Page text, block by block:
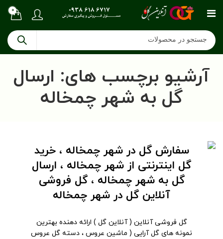
0
آرشیو برچسب های: ارسال
گل به شهر چمخاله
سفارش گل در شهر چمخاله ، خرید
گل اینترنتی از شهر چمخاله ، ارسال
گل به شهر چمخاله ، گل فروشی
آنلاین گل در شهر چمخاله
گل فروشی آنلاین ( آنلاین گل ) ارائه دهنده بهترین
نمونه های گل آرایی ( ماشین عروس ، دسته گل عروس